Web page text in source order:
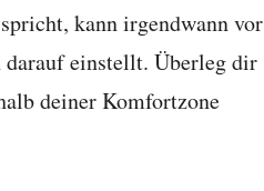
kann irgendwann vor
darauf einstellt. Überleg dir
deiner Komfortzone